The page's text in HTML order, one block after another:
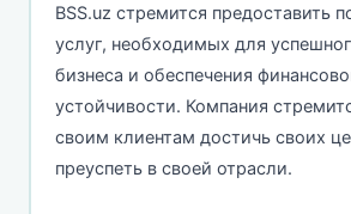
BSS.uz стремится предоставить
услуг, необходимых для
бизнеса и обеспечения
устойчивости. Компания
своим клиентам достичь своих
преуспеть в своей отрасли.